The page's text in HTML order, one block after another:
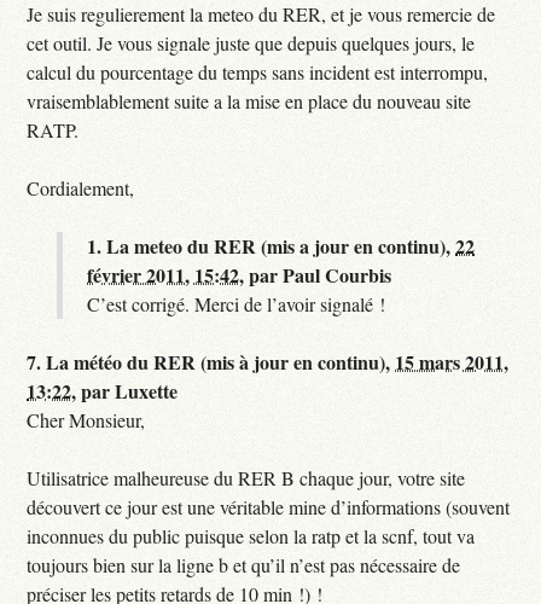
Je suis regulierement la meteo du RER, et je vous remercie de
cet outil. Je vous signale juste que depuis quelques jours, le
calcul du pourcentage du temps sans incident est interrompu,
vraisemblablement suite a la mise en place du nouveau site
RATP.
Cordialement,
1.La meteo du RER (mis a jour en continu),22
février 2011, 15:42,parPaul Courbis
C’est corrigé. Merci de l’avoir signalé !
7.La météo du RER (mis à jour en continu), 15 mars 2011,
13:22,parLuxette
Cher Monsieur,
Utilisatrice malheureuse du RER B chaque jour, votre site
découvert ce jour est une véritable mine d’informations (souvent
inconnues du public puisque selon la ratp et la scnf, tout va
toujours bien sur la ligne b et qu’il n’est pas nécessaire de
préciser les petits retards de 10 min !) !